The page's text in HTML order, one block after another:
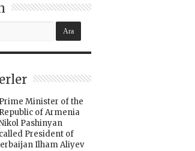
Prime Minister of the
Republic of Armenia
Pashinyan
called President of
Ilham Aliyev